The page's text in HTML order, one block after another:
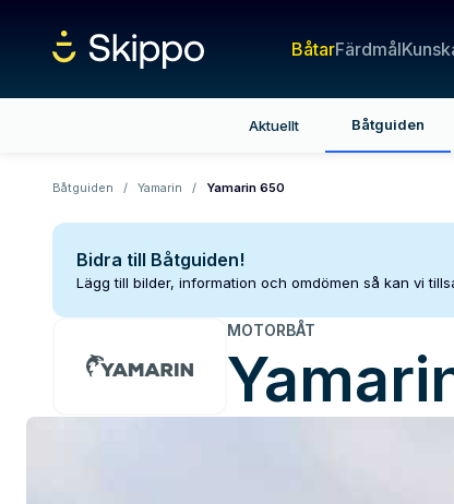
BåtarFärdmål
Aktuellt Båtguiden
Båtguiden / Yamarin / Yamarin 650
Bidra till Båtguiden!
Lägg till bilder, information och omdömen så kan vi
MOTORBÅT